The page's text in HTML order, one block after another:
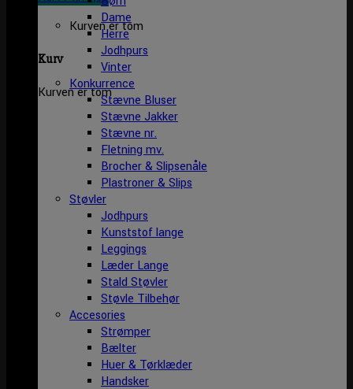
Kurven er tom
Kurv
Kurven er tom
Dame
Herre
Jodhpurs
Vinter
Konkurrence
Stævne Bluser
Stævne Jakker
Stævne nr.
Fletning mv.
Brocher & Slipsenåle
Plastroner & Slips
Støvler
Jodhpurs
Kunststof lange
Leggings
Læder Lange
Stald Støvler
Støvle Tilbehør
Accesories
Strømper
Bælter
Huer & Tørklæder
Handsker